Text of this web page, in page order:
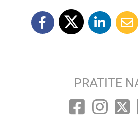
PRATITE